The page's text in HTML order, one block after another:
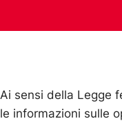
Ai sensi della Legge
le informazioni sulle